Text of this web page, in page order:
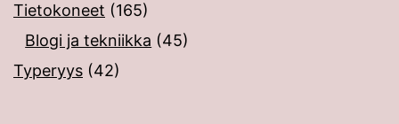
Tietokoneet (165)
Blogi ja tekniikka (45)
Typeryys (42)